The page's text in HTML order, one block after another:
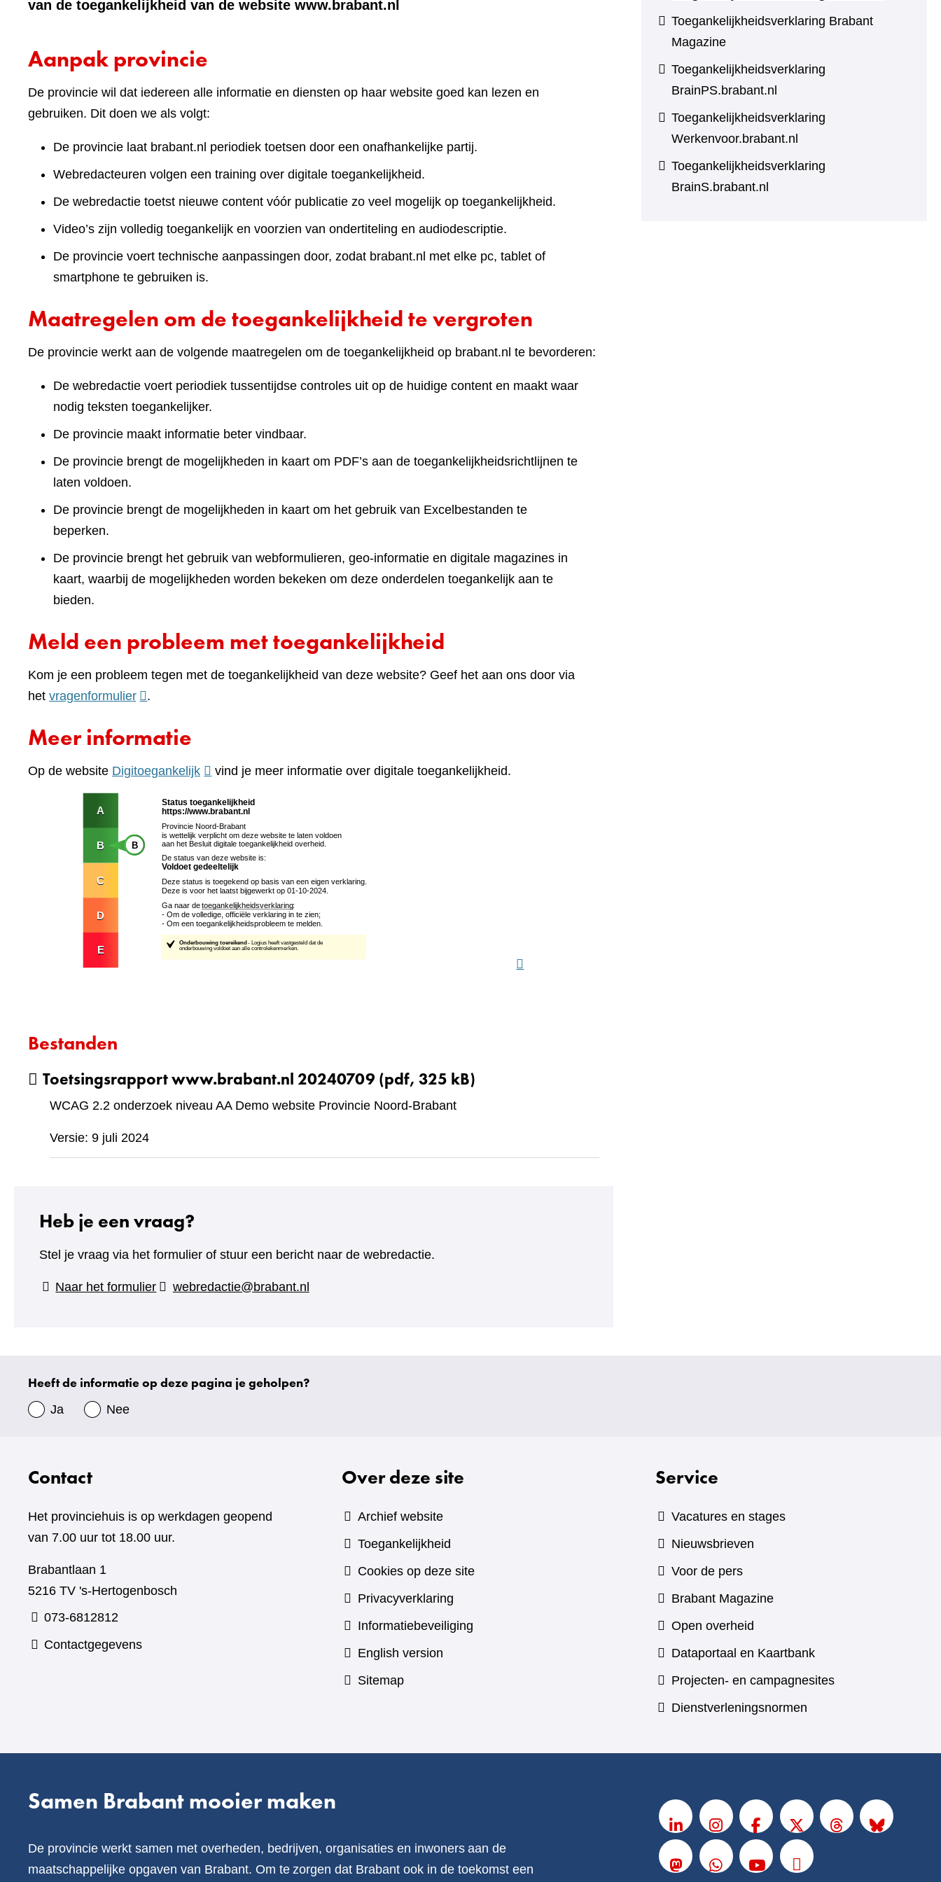
van de toegankelijkheid van de website www.brabant.nl
Aanpak provincie
De provincie wil dat iedereen alle informatie en diensten op haar website goed kan lezen en
gebruiken. Dit doen we als volgt:
De provincie laat brabant.nl periodiek toetsen door een onafhankelijke partij.
Webredacteuren volgen een training over digitale toegankelijkheid.
De webredactie toetst nieuwe content vóór publicatie zo veel mogelijk op toegankelijkheid.
Video’s zijn volledig toegankelijk en voorzien van ondertiteling en audiodescriptie.
De provincie voert technische aanpassingen door, zodat brabant.nl met elke pc, tablet of
smartphone te gebruiken is.
Maatregelen om de toegankelijkheid te vergroten
De provincie werkt aan de volgende maatregelen om de toegankelijkheid op brabant.nl te bevorderen:
De webredactie voert periodiek tussentijdse controles uit op de huidige content en maakt waar
nodig teksten toegankelijker.
De provincie maakt informatie beter vindbaar.
De provincie brengt de mogelijkheden in kaart om PDF’s aan de toegankelijkheidsrichtlijnen te
laten voldoen.
De provincie brengt de mogelijkheden in kaart om het gebruik van Excelbestanden te
beperken.
De provincie brengt het gebruik van webformulieren, geo-informatie en digitale magazines in
kaart, waarbij de mogelijkheden worden bekeken om deze onderdelen toegankelijk aan te
bieden.
Meld een probleem met toegankelijkheid
Kom je een probleem tegen met de toegankelijkheid van deze website? Geef het aan ons door via
het vragenformulier(verwijst
een
website)
.
Meer informatie
Op de website Digitoegankelijk(verwijst
een
andere
website)
vind je meer informatie over digitale toegankelijkheid.
Bestanden
Toetsingsrapport www.brabant.nl 20240709 (pdf, 325 kB)
WCAG 2.2 onderzoek niveau AA Demo website Provincie Noord-Brabant
Versie: 9 juli 2024
Heb je een vraag?
Stel je vraag via het formulier of stuur een bericht naar de webredactie.
Naar het formulier(verwijst
webredactie@brabant.nl
Toegankelijkheidsverklaring Brabant
Magazine
Toegankelijkheidsverklaring
BrainPS.brabant.nl
Toegankelijkheidsverklaring
Werkenvoor.brabant.nl
Toegankelijkheidsverklaring
BrainS.brabant.nl
Uw
gegevens
Heeft de informatie op deze pagina je geholpen?
Ja Nee
Contact
Het provinciehuis is op werkdagen geopend
van 7.00 uur tot 18.00 uur.
Brabantlaan 1
5216 TV 's-Hertogenbosch
073-6812812
Contactgegevens
Over deze site
Archief website
Toegankelijkheid
Cookies op deze site
Privacyverklaring
Informatiebeveiliging
English version
Sitemap
Service
Vacatures en stages
Nieuwsbrieven
Voor de pers
Brabant Magazine(verwijst
andere
website)
Open overheid
Dataportaal en Kaartbank(verwijst
naar
Projecten- en campagnesites
Dienstverleningsnormen
Samen Brabant mooier maken
De provincie werkt samen met overheden, bedrijven, organisaties en inwoners aan de
maatschappelijke opgaven van Brabant. Om te zorgen dat Brabant ook in de toekomst een
LinkedInInstagramFacebook
X